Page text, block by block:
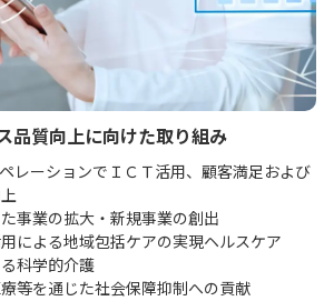
品質向上に向けた取り組み
レーションでＩＣＴ活用、顧客満足および
事業の拡大・新規事業の創出
による地域包括ケアの実現ヘルスケア
科学的介護
等を通じた社会保障抑制への貢献